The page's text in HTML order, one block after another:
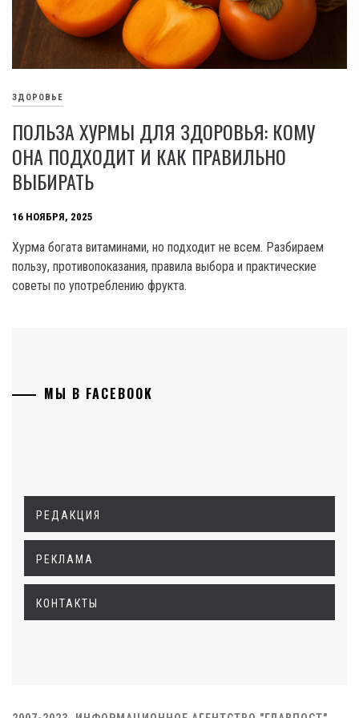
ЗДОРОВЬЕ
ПОЛЬЗА ХУРМЫ ДЛЯ ЗДОРОВЬЯ: КОМУ
ОНА ПОДХОДИТ И КАК ПРАВИЛЬНО
ВЫБИРАТЬ
16 НОЯБРЯ, 2025
Хурма богата витаминами, но подходит не всем. Разбираем
пользу, противопоказания, правила выбора и практические
советы по употреблению фрукта.
МЫ В FACEBOOK
РЕДАКЦИЯ
РЕКЛАМА
КОНТАКТЫ